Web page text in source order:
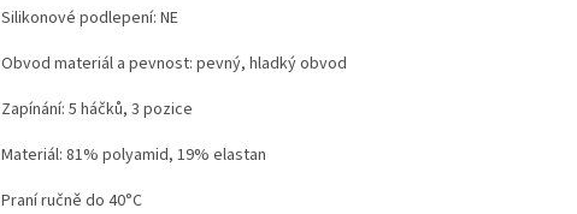
Silikonové podlepení: NE
Obvod materiál a pevnost: pevný, hladký obvod
Zapínání: 5 háčků, 3 pozice
Materiál: 81% polyamid, 19% elastan
Praní ručně do 40°C